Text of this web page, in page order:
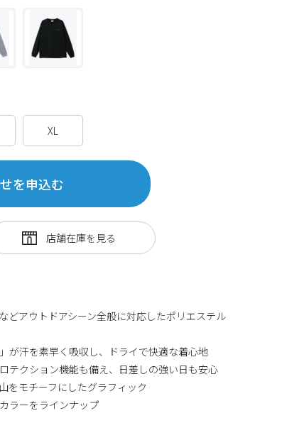
XL
を申込む
アウトドアシーン全般に対応したポリエステル
が汗を素早く吸収し、ドライで快適な着心地
テクション機能も備え、日差しの強い日も安心
をモチーフにしたグラフィック
ラーをラインナップ